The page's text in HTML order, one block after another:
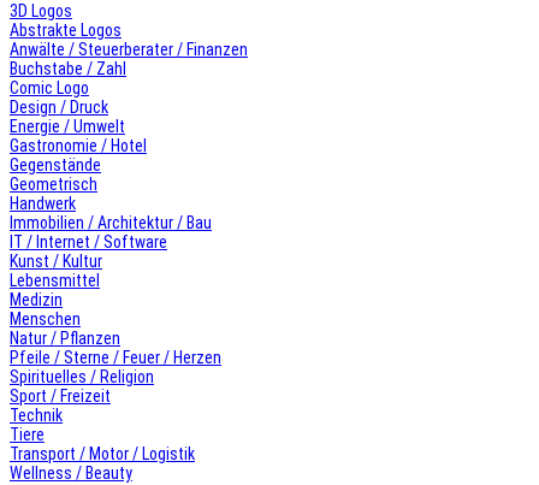
3D Logos
Abstrakte Logos
Anwälte / Steuerberater / Finanzen
Buchstabe / Zahl
Comic Logo
Design / Druck
Energie / Umwelt
Gastronomie / Hotel
Gegenstände
Geometrisch
Handwerk
Immobilien / Architektur / Bau
IT / Internet / Software
Kunst / Kultur
Lebensmittel
Medizin
Menschen
Natur / Pflanzen
Pfeile / Sterne / Feuer / Herzen
Spirituelles / Religion
Sport / Freizeit
Technik
Tiere
Transport / Motor / Logistik
Wellness / Beauty